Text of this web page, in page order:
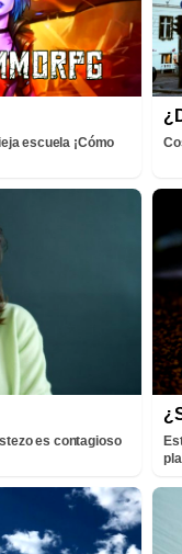
escuela ¡Cómo
es contagioso